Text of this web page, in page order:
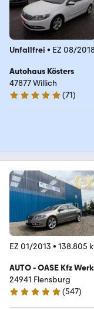
Unfallfrei • EZ 08/
Autohaus Kösters
47877 Willich
4.8 Sterne
(71)
EZ 01/2013 • 138.805
AUTO - OASE Kfz
24941 Flensburg
4.9 Sterne
(547)